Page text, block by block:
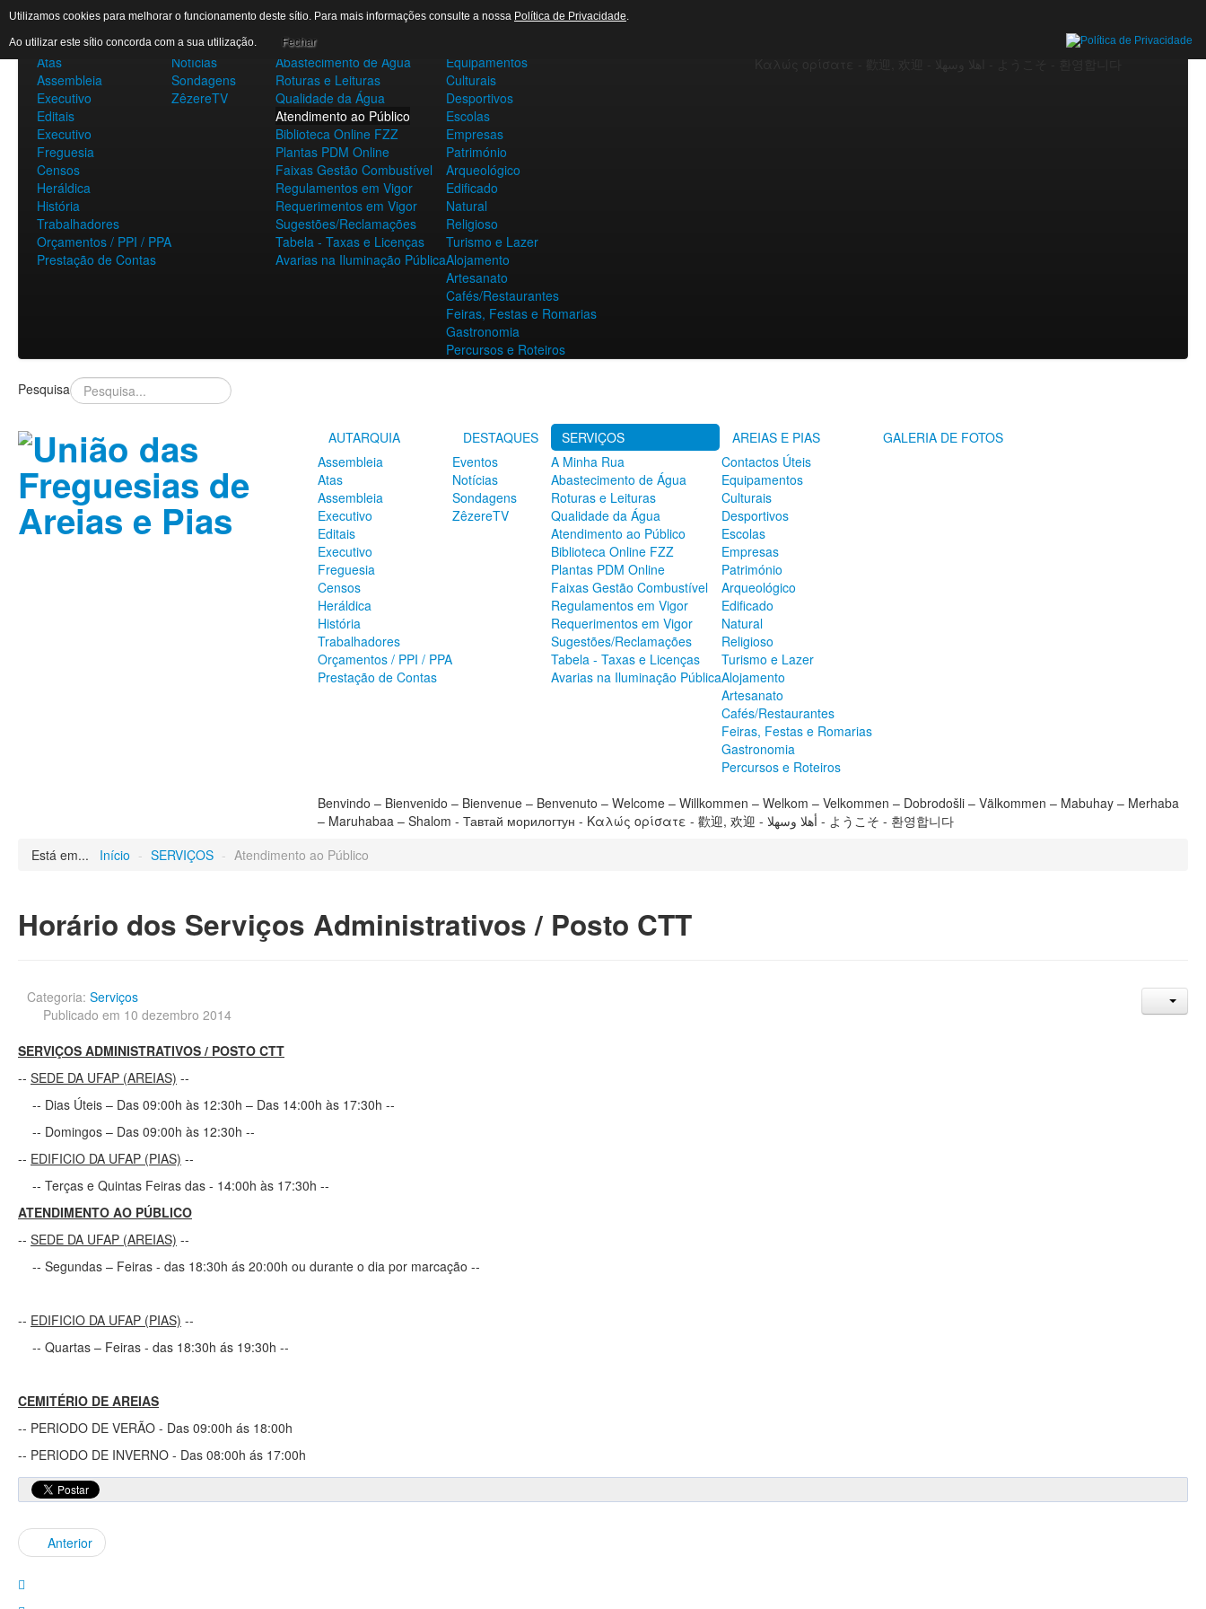
AUTARQUIA
Assembleia
Atas
Assembleia
Executivo
Editais
Executivo
Freguesia
Censos
Heráldica
História
Trabalhadores
Orçamentos / PPI / PPA
Prestação de Contas
DESTAQUES
Eventos
Notícias
Sondagens
ZêzereTV
SERVIÇOS
A Minha Rua
Abastecimento de Água
Roturas e Leituras
Qualidade da Água
Atendimento ao Público
Biblioteca Online FZZ
Plantas PDM Online
Faixas Gestão Combustível
Regulamentos em Vigor
Requerimentos em Vigor
Sugestões/Reclamações
Tabela - Taxas e Licenças
Avarias na Iluminação Pública
AREIAS E PIAS
Equipamentos
Culturais
Desportivos
Escolas
Empresas
Património
Arqueológico
Edificado
Natural
Religioso
Turismo e Lazer
Alojamento
Artesanato
Cafés/Restaurantes
Feiras, Festas e Romarias
Gastronomia
Percursos e Roteiros
GALERIA DE FOTOS
Mabuhay – Merhaba – Maruhabaa – Shalom - Тавтай морилогтун -
Pesquisa
AUTARQUIA
Assembleia
Atas
Assembleia
Executivo
Editais
Executivo
Freguesia
Censos
Heráldica
História
Trabalhadores
Orçamentos / PPI / PPA
Prestação de Contas
DESTAQUES
Eventos
Notícias
Sondagens
ZêzereTV
SERVIÇOS
A Minha Rua
Abastecimento de Água
Roturas e Leituras
Qualidade da Água
Atendimento ao Público
Biblioteca Online FZZ
Plantas PDM Online
Faixas Gestão Combustível
Regulamentos em Vigor
Requerimentos em Vigor
Sugestões/Reclamações
Tabela - Taxas e Licenças
Avarias na Iluminação Pública
AREIAS E PIAS
Contactos Úteis
Equipamentos
Culturais
Desportivos
Escolas
Empresas
Património
Arqueológico
Edificado
Natural
Religioso
Turismo e Lazer
Alojamento
Artesanato
Cafés/Restaurantes
Feiras, Festas e Romarias
Gastronomia
Percursos e Roteiros
GALERIA DE FOTOS
Benvindo – Bienvenido – Bienvenue – Benvenuto – Welcome – Willkommen – Welkom – Velkommen – Dobrodošli – Välkommen – Mabuhay – Merhaba
– Maruhabaa – Shalom - Тавтай морилогтун - Καλώς ορίσατε - 歡迎, 欢迎 - أهلا وسهلا - ようこそ - 환영합니다
Está em...
Início - SERVIÇOS - Atendimento ao Público
Horário dos Serviços Administrativos / Posto CTT
Categoria: Serviços
Publicado em 10 dezembro 2014
SERVIÇOS ADMINISTRATIVOS / POSTO CTT
-- SEDE DA UFAP (AREIAS) --
-- Dias Úteis – Das 09:00h às 12:30h – Das 14:00h às 17:30h --
-- Domingos – Das 09:00h às 12:30h --
-- EDIFICIO DA UFAP (PIAS) --
-- Terças e Quintas Feiras das - 14:00h às 17:30h --
ATENDIMENTO AO PÚBLICO
-- SEDE DA UFAP (AREIAS) --
-- Segundas – Feiras - das 18:30h ás 20:00h ou durante o dia por marcação --
-- EDIFICIO DA UFAP (PIAS) --
-- Quartas – Feiras - das 18:30h ás 19:30h --
CEMITÉRIO DE AREIAS
-- PERIODO DE VERÃO - Das 09:00h ás 18:00h
-- PERIODO DE INVERNO - Das 08:00h ás 17:00h
Anterior
Utilizamos cookies para melhorar o funcionamento deste sítio. Para mais informações consulte a nossa Política de Privacidade.
Ao utilizar este sítio concorda com a sua utilização. Fechar